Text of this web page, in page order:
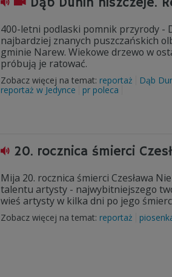
400-letni podlaski pomnik przyrody -
najbardziej znanych puszczańskich
gminie Narew. Wiekowe drzewo w
próbują je ratować.
Zobacz więcej na temat: reportaż Dąb
reportaż w Jedynce
pr poleca
20. rocznica śmierci
Mija 20. rocznica śmierci Czesława
talentu artysty - najwybitniejszego
wieś artysty w kilka dni po jego
Zobacz więcej na temat: reportaż